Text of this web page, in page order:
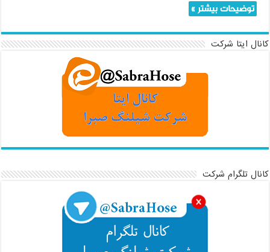
توضیحات بیشتر »
کانال ایتا شرکت
کانال تلگرام شرکت